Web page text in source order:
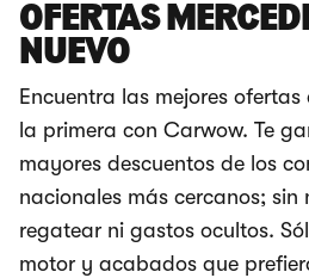
OFERTAS
NUEVO
Encuentra las mejores ofertas
la primera con Carwow. Te
mayores descuentos de los
nacionales más cercanos; sin
regatear ni gastos ocultos.
motor y acabados que